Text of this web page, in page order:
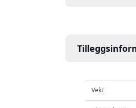
Vekt